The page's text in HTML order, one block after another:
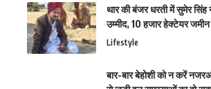
थार की बंजर धरती में सुमेर सिंह
उम्मीद, 10 हजार हेक्टेयर जमीन
Lifestyle
बार-बार बेहोशी को न करें